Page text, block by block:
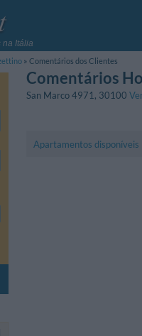
na Itália
Comentários dos Clientes
Comentários
San Marco 4971, 30100
Apartamentos disponíveis